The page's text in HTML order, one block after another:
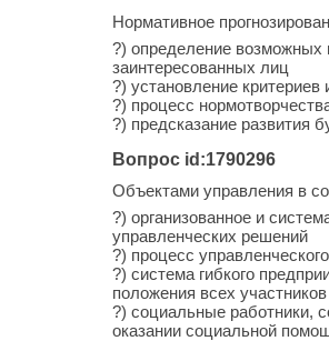
Нормативное
?) определение возможных
заинтересованных лиц
?) установление
?) процесс
?) предсказание развития
Вопрос id:1790296
Объектами управления в
?) организованное и
управленческих решений
?) процесс
?) система гибкого
положения всех
?) социальные работники,
оказании социальной